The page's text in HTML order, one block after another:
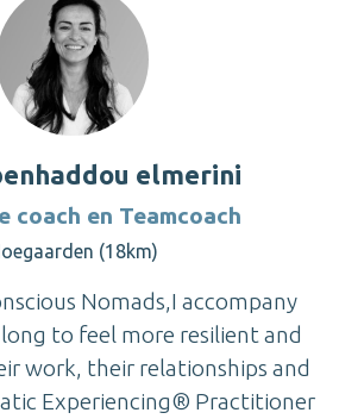
elmerini
coach en Teamcoach
(18km)
Nomads,I accompany
to feel more resilient and
work, their relationships and
Experiencing® Practitioner